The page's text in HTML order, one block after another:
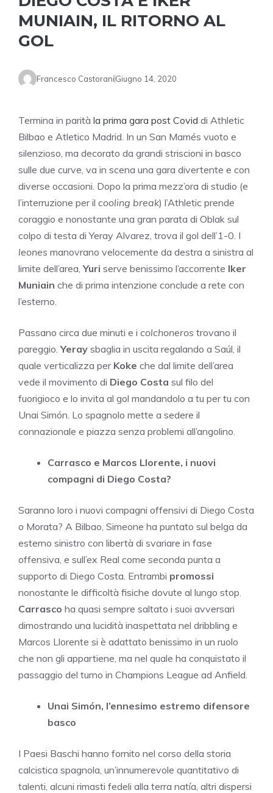
MUNIAIN, IL RITORNO AL
GOL
Francesco CastoraniGiugno 14, 2020
Termina in parità la prima gara post Covid di Athletic
Bilbao e Atletico Madrid. In un San Mamés vuoto e
silenzioso, ma decorato da grandi striscioni in basco
sulle due curve, va in scena una gara divertente e con
diverse occasioni. Dopo la prima mezz’ora di studio (e
l’interruzione per il cooling break) l’Athletic prende
coraggio e nonostante una gran parata di Oblak sul
colpo di testa di Yeray Alvarez, trova il gol dell’1-0. I
leones manovrano velocemente da destra a sinistra al
limite dell’area,Yuri serve benissimo l’accorrente Iker
Muniain che di prima intenzione conclude a rete con
l’esterno.
Passano circa due minuti e i colchoneros trovano il
pareggio.Yeray sbaglia in uscita regalando a Saúl, il
quale verticalizza per Koke che dal limite dell’area
vede il movimento di Diego Costa sul filo del
fuorigioco e lo invita al gol mandandolo a tu per tu con
Unai Simón. Lo spagnolo mette a sedere il
connazionale e piazza senza problemi all’angolino.
Carrasco e Marcos Llorente, i nuovi
compagni di Diego Costa?
Saranno loro i nuovi compagni offensivi di Diego Costa
o Morata? A Bilbao, Simeone ha puntato sul belga da
esterno sinistro con libertà di svariare in fase
offensiva, e sull’ex Real come seconda punta a
supporto di Diego Costa. Entrambi promossi
nonostante le difficoltà fisiche dovute al lungo stop.
Carrasco ha quasi sempre saltato i suoi avversari
dimostrando una lucidità inaspettata nel dribbling e
Marcos Llorente si è adattato benissimo in un ruolo
che non gli appartiene, ma nel quale ha conquistato il
passaggio del turno in Champions League ad Anfield.
Unai Simón, l’ennesimo estremo difensore
basco
I Paesi Baschi hanno fornito nel corso della storia
calcistica spagnola, un’innumerevole quantitativo di
talenti, alcuni rimasti fedeli alla terra natía, altri dispersi